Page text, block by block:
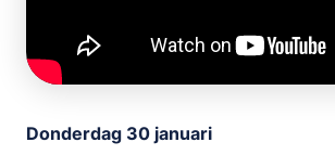
Donderdag 30 januari